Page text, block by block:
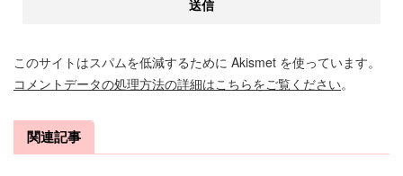
このサイトはスパムを低減するために Akismet を使っています。
コメントデータの処理方法の詳細はこちらをご覧ください。
関連記事